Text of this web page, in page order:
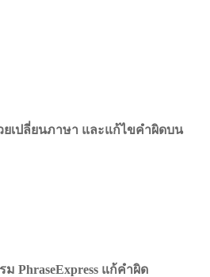
ยเปลี่ยนภาษา และแก้ไขคำผิดบน
ม PhraseExpress แก้คำผิด